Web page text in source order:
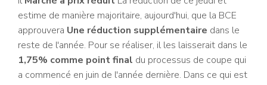
estime de manière majoritaire, aujourd'hui, que la BCE
approuvera Une réduction supplémentaire dans le
reste de l'année. Pour se réaliser, il les laisserait dans le
1,75% comme point final du processus de coupe qui
a commencé en juin de l'année dernière. Dans ce qui est